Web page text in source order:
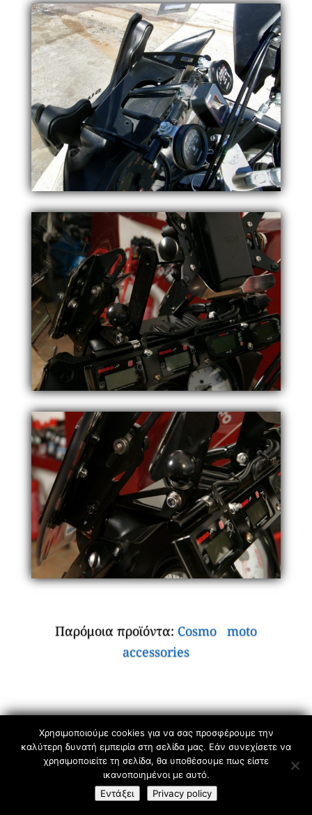
Παρόμοια προϊόντα: Cosmo
moto
accessories
Copyright 2025 GVF. All right reserved.
Όροι Χρήσης–Powered By
Greekonline.gr
Χρησιμοποιούμε cookies για να σας προσφέρουμε την
καλύτερη δυνατή εμπειρία στη σελίδα μας. Εάν συνεχίσετε να
χρησιμοποιείτε τη σελίδα, θα υποθέσουμε πως είστε
ικανοποιημένοι με αυτό.
Εντάξει
Privacy policy